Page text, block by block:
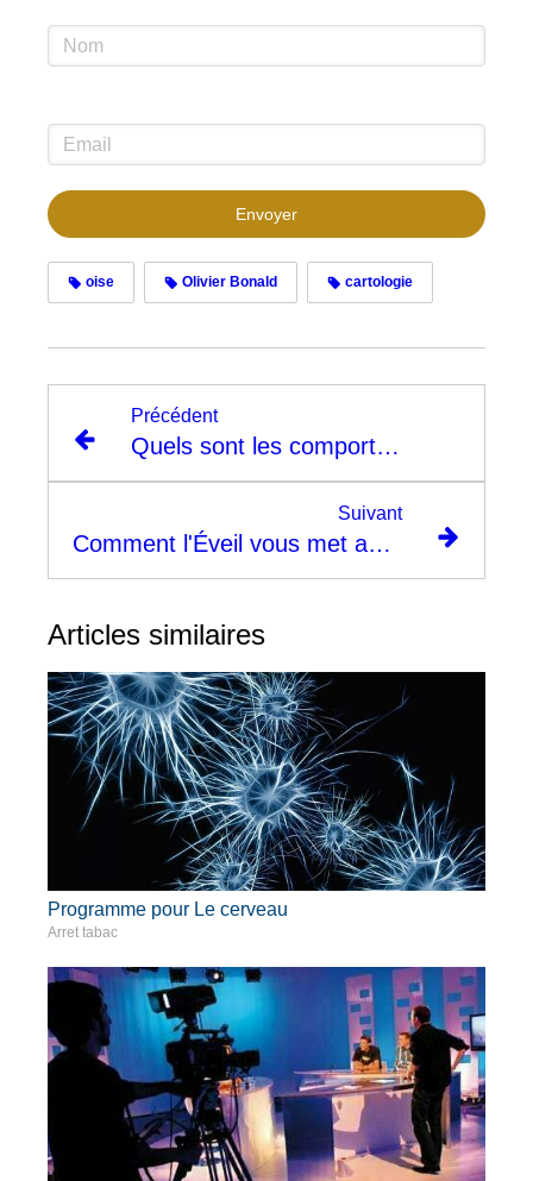
Envoyer
oise Olivier Bonald cartologie
Précédent
Quels sont les comportements Globaux type hyperphagique du cerveau ?
Suivant
Comment l'Éveil vous met au DÉFI sur 8 semaines ?
Articles similaires
Programme pour Le cerveau
Arret tabac